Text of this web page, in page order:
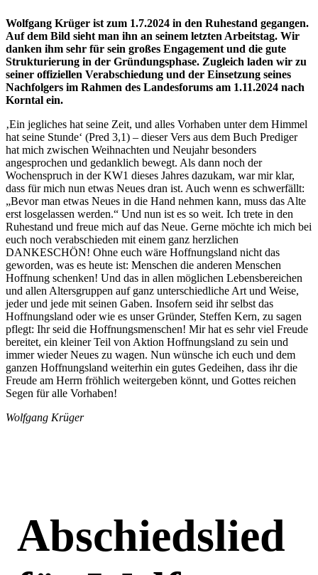
Wolfgang Krüger ist zum 1.7.2024 in den Ruhestand gegangen.
Auf dem Bild sieht man ihn an seinem letzten Arbeitstag. Wir
danken ihm sehr für sein großes Engagement und die gute
Strukturierung in der Gründungsphase. Zugleich laden wir zu
seiner offiziellen Verabschiedung und der Einsetzung seines
Nachfolgers im Rahmen des Landesforums am 1.11.2024 nach
Korntal ein.
‚Ein jegliches hat seine Zeit, und alles Vorhaben unter dem Himmel
hat seine Stunde‘ (Pred 3,1) – dieser Vers aus dem Buch Prediger
hat mich zwischen Weihnachten und Neujahr besonders
angesprochen und gedanklich bewegt. Als dann noch der
Wochenspruch in der KW1 dieses Jahres dazukam, war mir klar,
dass für mich nun etwas Neues dran ist. Auch wenn es schwerfällt:
„Bevor man etwas Neues in die Hand nehmen kann, muss das Alte
erst losgelassen werden.“ Und nun ist es so weit. Ich trete in den
Ruhestand und freue mich auf das Neue. Gerne möchte ich mich bei
euch noch verabschieden mit einem ganz herzlichen
DANKESCHÖN! Ohne euch wäre Hoffnungsland nicht das
geworden, was es heute ist: Menschen die anderen Menschen
Hoffnung schenken! Und das in allen möglichen Lebensbereichen
und allen Altersgruppen auf ganz unterschiedliche Art und Weise,
jeder und jede mit seinen Gaben. Insofern seid ihr selbst das
Hoffnungsland oder wie es unser Gründer, Steffen Kern, zu sagen
pflegt: Ihr seid die Hoffnungsmenschen! Mir hat es sehr viel Freude
bereitet, ein kleiner Teil von Aktion Hoffnungsland zu sein und
immer wieder Neues zu wagen. Nun wünsche ich euch und dem
ganzen Hoffnungsland weiterhin ein gutes Gedeihen, dass ihr die
Freude am Herrn fröhlich weitergeben könnt, und Gottes reichen
Segen für alle Vorhaben!
Wolfgang Krüger
Abschiedslied